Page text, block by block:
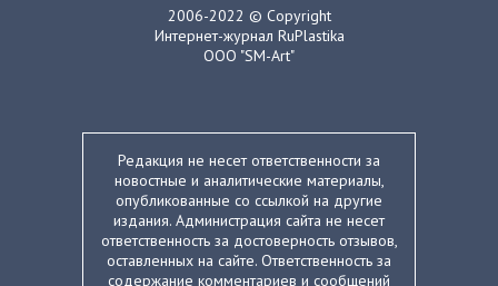
2006-2022 © Copyright
Интернет-журнал RuPlastika
ООО "SM-Art"
Редакция не несет ответственности за
новостные и аналитические материалы,
опубликованные со ссылкой на другие
издания. Администрация сайта не несет
ответственность за достоверность отзывов,
оставленных на сайте. Ответственность за
содержание комментариев и сообщений